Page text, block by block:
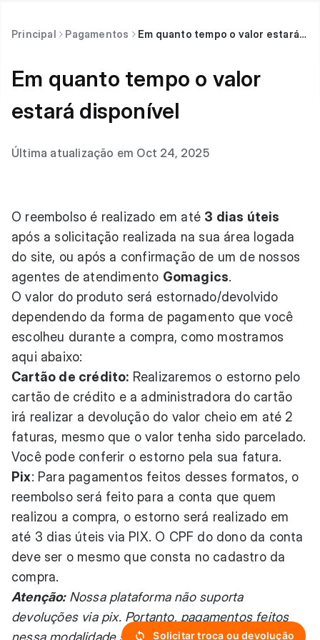
Principal Pagamentos Em quanto tempo o valor estará disponível
Em quanto tempo o valor
estará disponível
Última atualização em Oct 24, 2025
O reembolso é realizado em até 3 dias úteis
após a solicitação realizada na sua área logada
do site, ou após a confirmação de um de nossos
agentes de atendimento Gomagics.
O valor do produto será estornado/devolvido
dependendo da forma de pagamento que você
escolheu durante a compra, como mostramos
aqui abaixo:
Cartão de crédito: Realizaremos o estorno pelo
cartão de crédito e a administradora do cartão
irá realizar a devolução do valor cheio em até 2
faturas, mesmo que o valor tenha sido parcelado.
Você pode conferir o estorno pela sua fatura.
Pix: Para pagamentos feitos desses formatos, o
reembolso será feito para a conta que quem
realizou a compra, o estorno será realizado em
até 3 dias úteis via PIX. O CPF do dono da conta
deve ser o mesmo que consta no cadastro da
compra.
Atenção:Nossa plataforma não suporta
devoluções via pix. Portanto, pagamentos feitos
nessa modalidade serão reembolsados via
Solicitar troca ou devolução